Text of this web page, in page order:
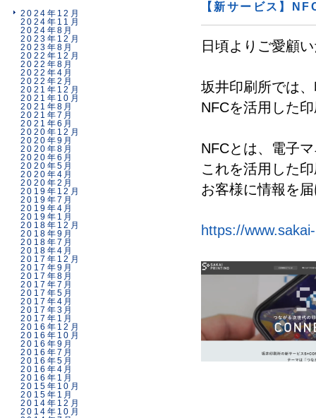
2024年12月
2024年11月
2024年8月
2023年12月
2023年8月
2022年12月
2022年8月
2022年4月
2022年2月
2021年12月
2021年10月
2021年8月
2021年7月
2021年6月
2020年12月
2020年9月
2020年8月
2020年6月
2020年5月
2020年4月
2020年2月
2019年12月
2019年7月
2019年4月
2019年1月
2018年12月
2018年9月
2018年7月
2018年4月
2017年12月
2017年9月
2017年8月
2017年7月
2017年5月
2017年4月
2017年3月
2017年1月
2016年12月
2016年10月
2016年9月
2016年7月
2016年5月
2016年4月
2016年1月
2015年10月
2015年1月
2014年12月
2014年10月
【新サービス】
日頃よりご愛顧
坂井印刷所では
NFCを活用した
NFCとは、電子
これを活用した
お客様に情報を
https://